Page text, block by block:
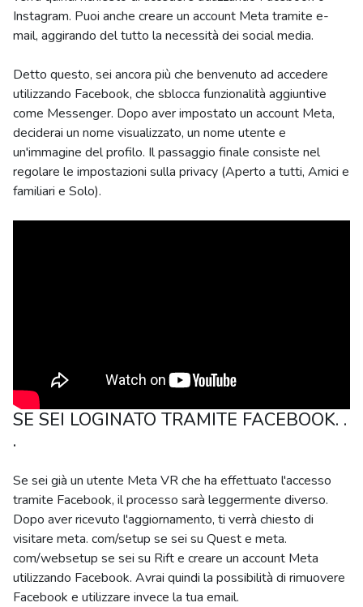
Instagram. Puoi anche creare un account Meta tramite e-
mail, aggirando del tutto la necessità dei social media.
Detto questo, sei ancora più che benvenuto ad accedere
utilizzando Facebook, che sblocca funzionalità aggiuntive
come Messenger. Dopo aver impostato un account Meta,
deciderai un nome visualizzato, un nome utente e
un'immagine del profilo. Il passaggio finale consiste nel
regolare le impostazioni sulla privacy (Aperto a tutti, Amici e
familiari e Solo).
SE SEI LOGINATO TRAMITE FACEBOOK. .
.
Se sei già un utente Meta VR che ha effettuato l'accesso
tramite Facebook, il processo sarà leggermente diverso.
Dopo aver ricevuto l'aggiornamento, ti verrà chiesto di
visitare meta. com/setup se sei su Quest e meta.
com/websetup se sei su Rift e creare un account Meta
utilizzando Facebook. Avrai quindi la possibilità di rimuovere
Facebook e utilizzare invece la tua email.